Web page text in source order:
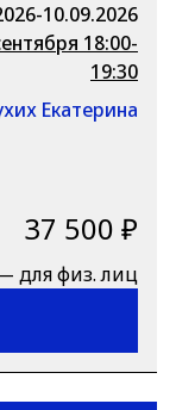
10.09.2026
18:00-
19:30
Екатерина
37 500 ₽
для физ. лиц